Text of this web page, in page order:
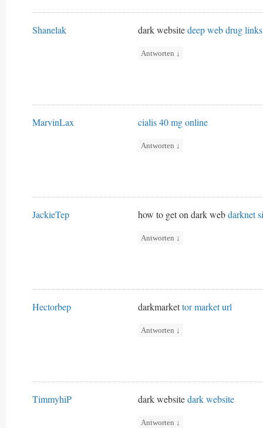
Shanelak dark websitedeep web drug links
Antworten ↓
MarvinLax cialis 40 mg online
Antworten ↓
JackieTep how to get on dark webdarknet
Antworten ↓
Hectorbep darkmarkettor market url
Antworten ↓
TimmyhiP dark websitedark website
Antworten ↓